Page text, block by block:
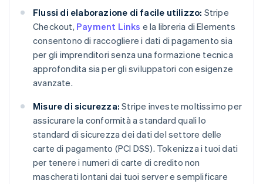
Flussi di elaborazione di facile utilizzo: Stripe
Checkout, Payment Links e la libreria di Elements
consentono di raccogliere i dati di pagamento sia
per gli imprenditori senza una formazione tecnica
approfondita sia per gli sviluppatori con esigenze
avanzate.
Misure di sicurezza: Stripe investe moltissimo per
assicurare la conformità a standard quali lo
standard di sicurezza dei dati del settore delle
carte di pagamento (PCI DSS). Tokenizza i tuoi dati
per tenere i numeri di carte di credito non
mascherati lontani dai tuoi server e semplificare